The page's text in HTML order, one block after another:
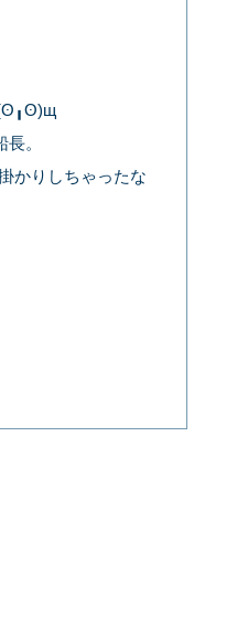
。
かりしちゃったな